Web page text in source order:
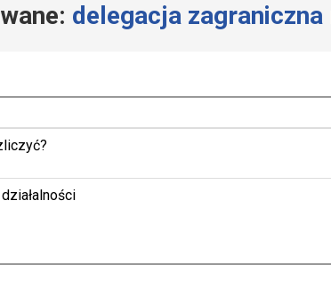
delegacja